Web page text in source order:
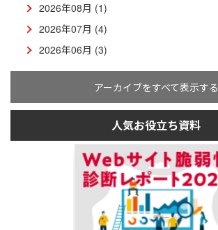
2026年08月 (1)
2026年07月 (4)
2026年06月 (3)
アーカイブをすべて表示する
人気お役立ち資料